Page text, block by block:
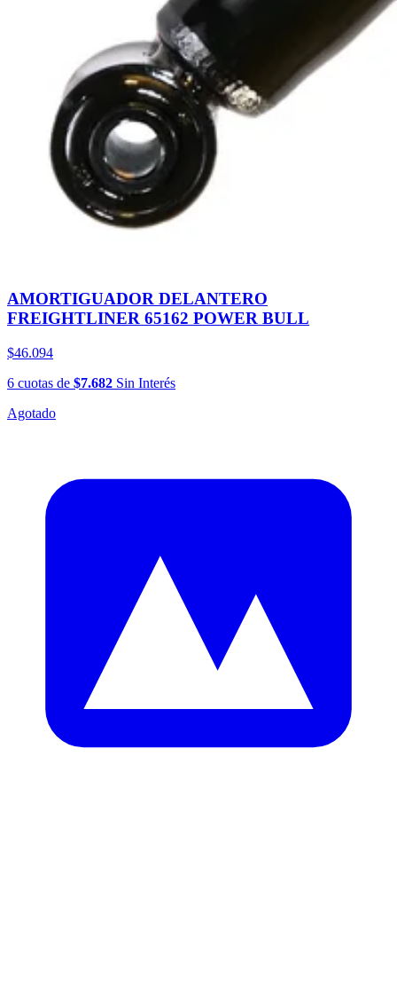
AMORTIGUADOR DELANTERO
FREIGHTLINER 65162 POWER BULL
$46.094
6 cuotas de $7.682 Sin Interés
Agotado